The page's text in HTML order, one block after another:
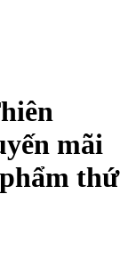
mãi
thứ